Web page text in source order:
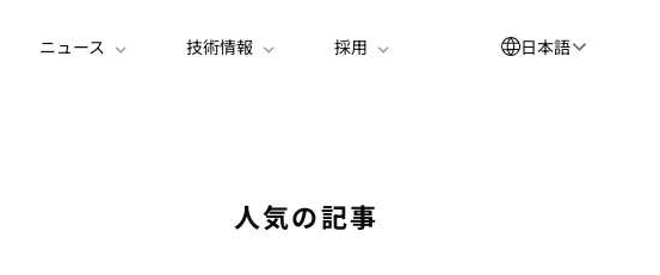
ニュース 技術情報 採用 日本語
人気の記事